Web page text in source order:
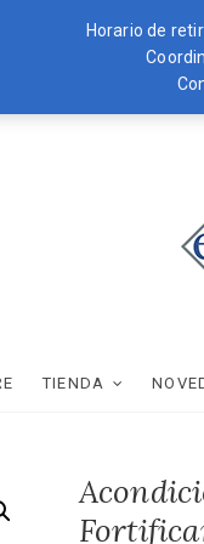
Horario de
TIENDA